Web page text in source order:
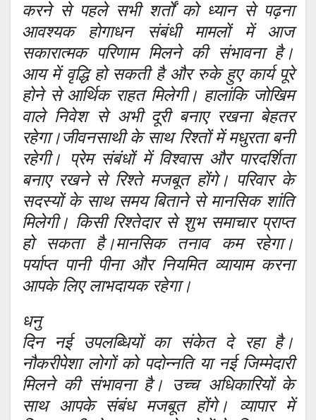
करने से पहले सभी शर्तों को ध्यान से पढ़ना
आवश्यक होगाधन संबंधी मामलों में आज
सकारात्मक परिणाम मिलने की संभावना है।
आय में वृद्धि हो सकती है और रुके हुए कार्य पूरे
होने से आर्थिक राहत मिलेगी। हालांकि जोखिम
वाले निवेश से अभी दूरी बनाए रखना बेहतर
रहेगा।जीवनसाथी के साथ रिश्तों में मधुरता बनी
रहेगी। प्रेम संबंधों में विश्वास और पारदर्शिता
बनाए रखने से रिश्ते मजबूत होंगे। परिवार के
सदस्यों के साथ समय बिताने से मानसिक शांति
मिलेगी। किसी रिश्तेदार से शुभ समाचार प्राप्त
हो सकता है।मानसिक तनाव कम रहेगा।
पर्याप्त पानी पीना और नियमित व्यायाम करना
आपके लिए लाभदायक रहेगा।
धनु
दिन नई उपलब्धियों का संकेत दे रहा है।
नौकरीपेशा लोगों को पदोन्नति या नई जिम्मेदारी
मिलने की संभावना है। उच्च अधिकारियों के
साथ आपके संबंध मजबूत होंगे। व्यापार में